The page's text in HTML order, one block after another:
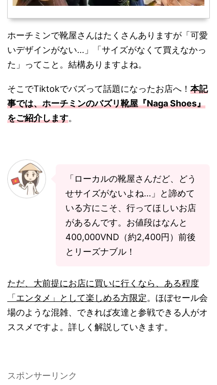
ホーチミンで靴屋さんはたくさんありますが「可愛
いデザインがない...」「サイズがなくて買えなかっ
た」ってこと。結構ありますよね。
そこでTiktokでバズって話題になったお店へ！ 本記
事では、ホーチミンのバズリ靴屋『Naga Shoes』
をご紹介します。
「ローカルの靴屋さんだど、どう
せサイズがないよね...」と諦めて
いる方にこそ、行ってほしいお店
があるんです。お値段はなんと
400,000VND（約2,400円）前後
とリーズナブル！
ただ、大前提にお店に買いに行くなら、ある程度
「エンタメ」として楽しめる方限定。ほぼセール会
場のような混雑、できれば友達と参戦できる人がオ
ススメですよ。詳しく解説していきます。
スポンサーリンク